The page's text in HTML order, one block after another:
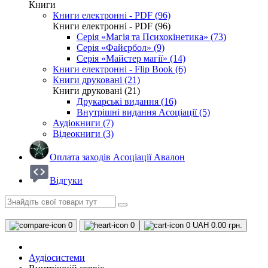
Книги
Книги електронні - PDF (96)
Книги електронні - PDF (96)
Серія «Магія та Психокінетика» (73)
Серія «Файєрбол» (9)
Серія «Майстер магії» (14)
Книги електронні - Flip Book (6)
Книги друковані (21)
Книги друковані (21)
Друкарські видання (16)
Внутрішні видання Асоціації (5)
Аудіокниги (7)
Відеокниги (3)
Оплата заходів Асоціації Авалон
Відгуки
0 0 0 UAH 0.00 грн.
Аудіосистеми